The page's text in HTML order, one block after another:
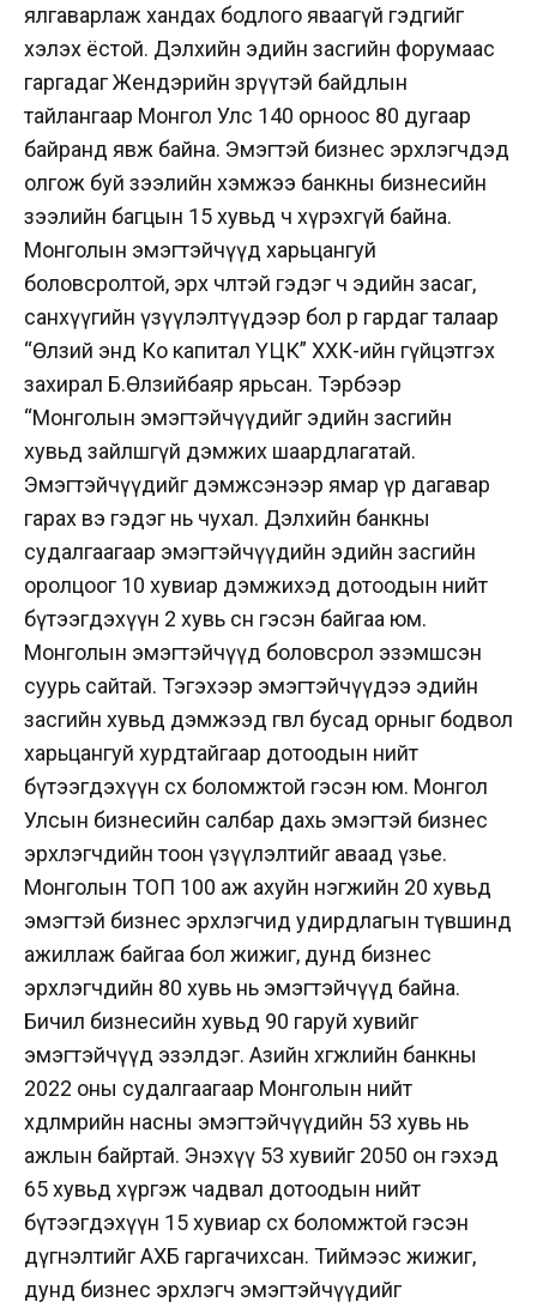
ялгаварлаж хандах бодлого яваагүй гэдгийг
хэлэх ёстой. Дэлхийн эдийн засгийн форумаас
гаргадаг Жендэрийн зөрүүтэй байдлын
тайлангаар Монгол Улс 140 орноос 80 дугаар
байранд явж байна. Эмэгтэй бизнес эрхлэгчдэд
олгож буй зээлийн хэмжээ банкны бизнесийн
зээлийн багцын 15 хувьд ч хүрэхгүй байна.
Монголын эмэгтэйчүүд харьцангуй
боловсролтой, эрх чөлөөтэй гэдэг ч эдийн засаг,
санхүүгийн үзүүлэлтүүдээр бол өөр гардаг талаар
“Өлзий энд Ко капитал ҮЦК” ХХК-ийн гүйцэтгэх
захирал Б.Өлзийбаяр ярьсан. Тэрбээр
“Монголын эмэгтэйчүүдийг эдийн засгийн
хувьд зайлшгүй дэмжих шаардлагатай.
Эмэгтэйчүүдийг дэмжсэнээр ямар үр дагавар
гарах вэ гэдэг нь чухал. Дэлхийн банкны
судалгаагаар эмэгтэйчүүдийн эдийн засгийн
оролцоог 10 хувиар дэмжихэд дотоодын нийт
бүтээгдэхүүн 2 хувь өснө гэсэн байгаа юм.
Монголын эмэгтэйчүүд боловсрол эзэмшсэн
суурь сайтай. Тэгэхээр эмэгтэйчүүдээ эдийн
засгийн хувьд дэмжээд өгвөл бусад орныг бодвол
харьцангуй хурдтайгаар дотоодын нийт
бүтээгдэхүүн өсөх боломжтой гэсэн юм. Монгол
Улсын бизнесийн салбар дахь эмэгтэй бизнес
эрхлэгчдийн тоон үзүүлэлтийг аваад үзье.
Монголын ТОП 100 аж ахуйн нэгжийн 20 хувьд
эмэгтэй бизнес эрхлэгчид удирдлагын түвшинд
ажиллаж байгаа бол жижиг, дунд бизнес
эрхлэгчдийн 80 хувь нь эмэгтэйчүүд байна.
Бичил бизнесийн хувьд 90 гаруй хувийг
эмэгтэйчүүд эзэлдэг. Азийн хөгжлийн банкны
2022 оны судалгаагаар Монголын нийт
хөдөлмөрийн насны эмэгтэйчүүдийн 53 хувь нь
ажлын байртай. Энэхүү 53 хувийг 2050 он гэхэд
65 хувьд хүргэж чадвал дотоодын нийт
бүтээгдэхүүн 15 хувиар өсөх боломжтой гэсэн
дүгнэлтийг АХБ гаргачихсан. Тиймээс жижиг,
дунд бизнес эрхлэгч эмэгтэйчүүдийг